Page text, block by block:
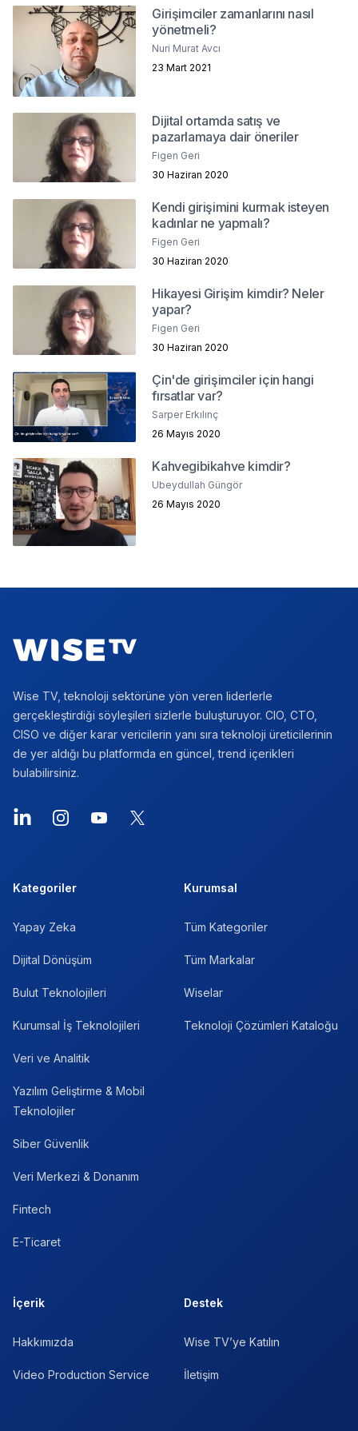
Girişimciler zamanlarını nasıl
yönetmeli?
Nuri Murat Avcı
23 Mart 2021
Dijital ortamda satış ve
pazarlamaya dair öneriler
Figen Geri
30 Haziran 2020
Kendi girişimini kurmak isteyen
kadınlar ne yapmalı?
Figen Geri
30 Haziran 2020
Hikayesi Girişim kimdir? Neler
yapar?
Figen Geri
30 Haziran 2020
Çin'de girişimciler için hangi
fırsatlar var?
Sarper Erkılınç
26 Mayıs 2020
Kahvegibikahve kimdir?
Ubeydullah Güngör
26 Mayıs 2020
Wise TV, teknoloji sektörüne yön veren liderlerle
gerçekleştirdiği söyleşileri sizlerle buluşturuyor. CIO, CTO,
CISO ve diğer karar vericilerin yanı sıra teknoloji üreticilerinin
de yer aldığı bu platformda en güncel, trend içerikleri
bulabilirsiniz.
Kategoriler
Yapay Zeka
Dijital Dönüşüm
Bulut Teknolojileri
Kurumsal İş Teknolojileri
Veri ve Analitik
Yazılım Geliştirme & Mobil
Teknolojiler
Siber Güvenlik
Veri Merkezi & Donanım
Fintech
E-Ticaret
Kurumsal
Tüm Kategoriler
Tüm Markalar
Wiselar
Teknoloji Çözümleri Kataloğu
İçerik
Hakkımızda
Video Production Service
Destek
Wise TV’ye Katılın
İletişim